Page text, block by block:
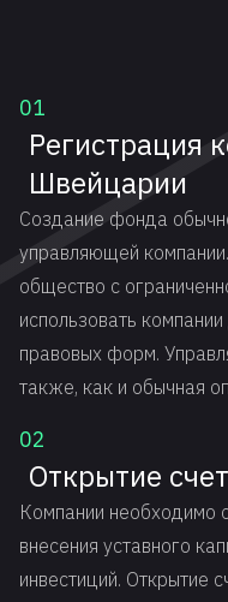
01
Регистрация
Швейцарии
Создание фонда
управляющей
общество с
использовать
правовых форм.
также, как и обычная
02
Открытие
Компании необходимо
внесения уставного
инвестиций. Открытие